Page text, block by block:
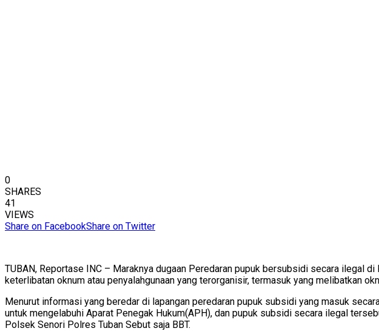
0
SHARES
41
VIEWS
Share on FacebookShare on Twitter
TUBAN, Reportase INC – Maraknya dugaan Peredaran pupuk bersubsidi secara ilegal
keterlibatan oknum atau penyalahgunaan yang terorganisir, termasuk yang melibatkan
Menurut informasi yang beredar di lapangan peredaran pupuk subsidi yang masuk
untuk mengelabuhi Aparat Penegak Hukum(APH), dan pupuk subsidi secara ilegal
Polsek Senori Polres Tuban Sebut saja BBT.